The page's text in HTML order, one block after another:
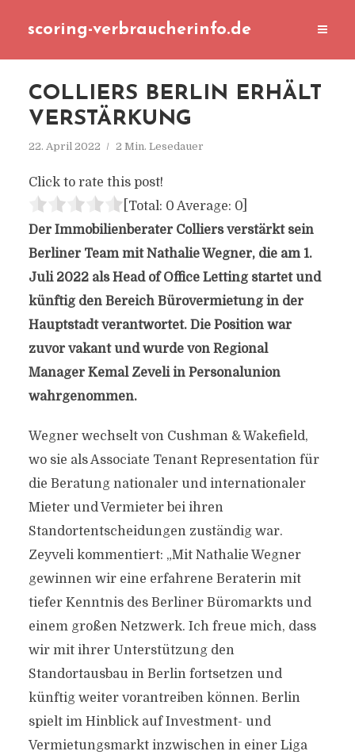
scoring-verbraucherinfo.de
COLLIERS BERLIN ERHÄLT
VERSTÄRKUNG
22. April 2022 2 Min. Lesedauer
Click to rate this post!
[Total: 0 Average: 0]
Der Immobilienberater Colliers verstärkt sein
Berliner Team mit Nathalie Wegner, die am 1.
Juli 2022 als Head of Office Letting startet und
künftig den Bereich Bürovermietung in der
Hauptstadt verantwortet. Die Position war
zuvor vakant und wurde von Regional
Manager Kemal Zeveli in Personalunion
wahrgenommen.
Wegner wechselt von Cushman & Wakefield,
wo sie als Associate Tenant Representation für
die Beratung nationaler und internationaler
Mieter und Vermieter bei ihren
Standortentscheidungen zuständig war.
Zeyveli kommentiert: „Mit Nathalie Wegner
gewinnen wir eine erfahrene Beraterin mit
tiefer Kenntnis des Berliner Büromarkts und
einem großen Netzwerk. Ich freue mich, dass
wir mit ihrer Unterstützung den
Standortausbau in Berlin fortsetzen und
künftig weiter vorantreiben können. Berlin
spielt im Hinblick auf Investment- und
Vermietungsmarkt inzwischen in einer Liga